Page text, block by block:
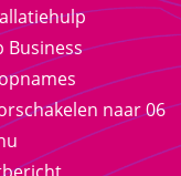
Business
naar 06